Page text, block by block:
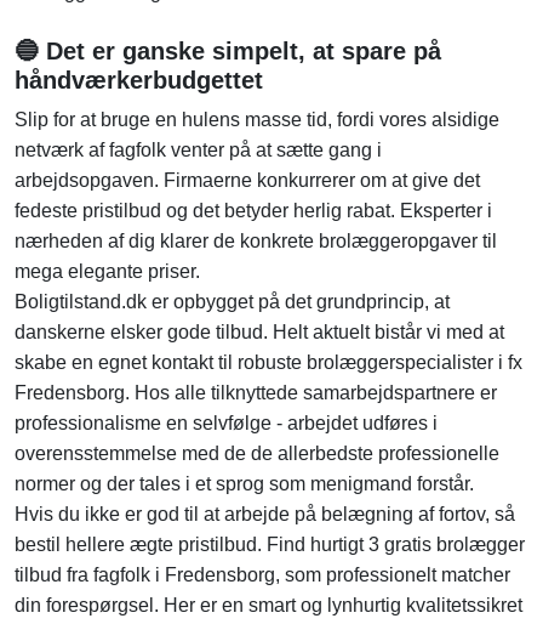
🔵 Det er ganske simpelt, at spare på
håndværkerbudgettet
Slip for at bruge en hulens masse tid, fordi vores alsidige
netværk af fagfolk venter på at sætte gang i
arbejdsopgaven. Firmaerne konkurrerer om at give det
fedeste pristilbud og det betyder herlig rabat. Eksperter i
nærheden af dig klarer de konkrete brolæggeropgaver til
mega elegante priser.
Boligtilstand.dk er opbygget på det grundprincip, at
danskerne elsker gode tilbud. Helt aktuelt bistår vi med at
skabe en egnet kontakt til robuste brolæggerspecialister i fx
Fredensborg. Hos alle tilknyttede samarbejdspartnere er
professionalisme en selvfølge - arbejdet udføres i
overensstemmelse med de de allerbedste professionelle
normer og der tales i et sprog som menigmand forstår.
Hvis du ikke er god til at arbejde på belægning af fortov, så
bestil hellere ægte pristilbud. Find hurtigt 3 gratis brolægger
tilbud fra fagfolk i Fredensborg, som professionelt matcher
din forespørgsel. Her er en smart og lynhurtig kvalitetssikret